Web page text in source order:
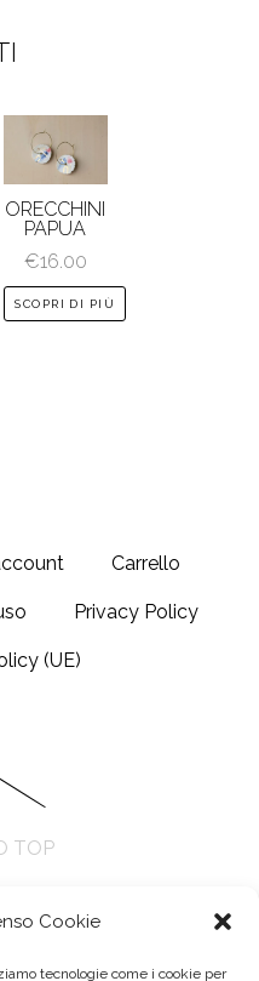
Cookie
tecnologie come i cookie per
ORECCHINI
PAPUA
€16.00
SCOPRI DI PIÙ
Carrello
Privacy Policy
(UE)
TOP